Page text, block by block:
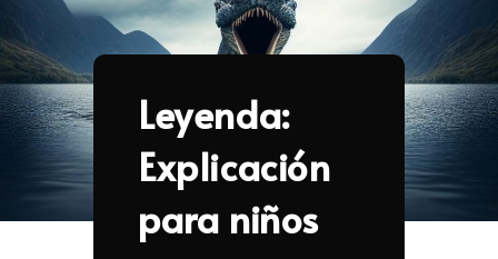
Leyenda:
Explicación
para niños